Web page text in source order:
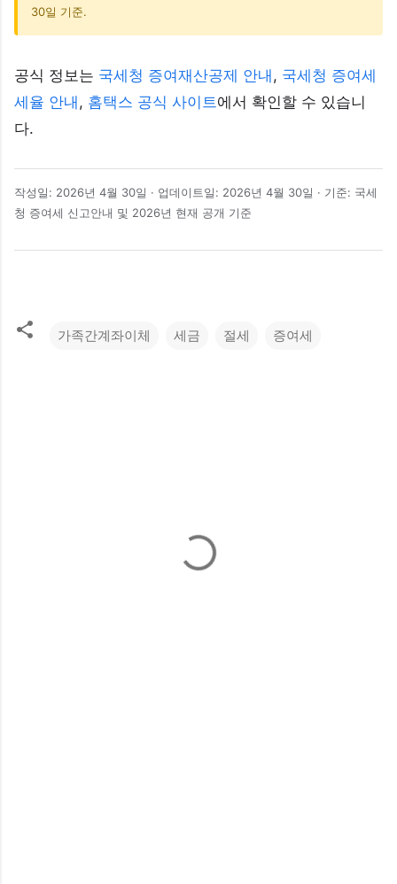
30일 기준.
공식 정보는 국세청 증여재산공제 안내 , 국세청 증여세
세율 안내 , 홈택스 공식 사이트에서 확인할 수 있습니
다.
작성일: 2026년 4월 30일 · 업데이트일: 2026년 4월 30일 · 기준: 국세
청 증여세 신고안내 및 2026년 현재 공개 기준
가족간계좌이체 세금 절세 증여세